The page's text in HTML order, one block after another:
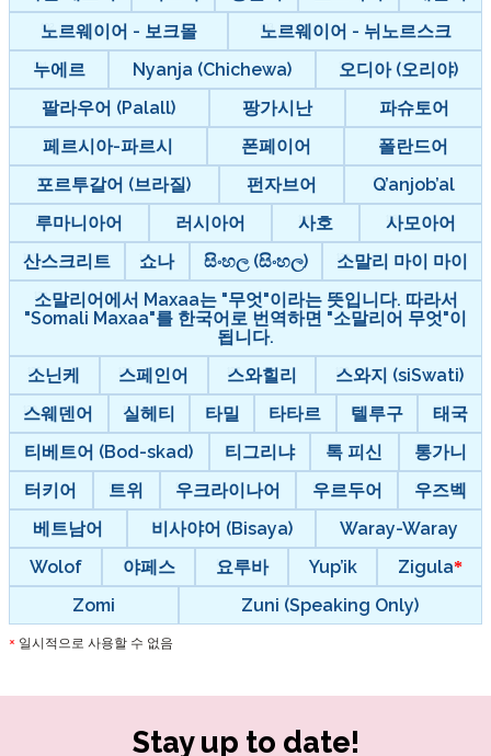
노르웨이어 - 보크몰
노르웨이어 - 뉘노르스크
누에르
Nyanja (Chichewa)
오디아 (오리야)
팔라우어 (Palall)
팡가시난
파슈토어
페르시아-파르시
폰페이어
폴란드어
포르투갈어 (브라질)
펀자브어
Q’anjob’al
루마니아어
러시아어 사호
사모아어
산스크리트
쇼나 සිංහල (සිංහල)
소말리 마이 마이
소말리어에서 Maxaa는 "무엇"이라는 뜻입니다. 따라서
"Somali Maxaa"를 한국어로 번역하면 "소말리어 무엇"이
됩니다.
소닌케
스페인어 스와힐리
스와지 (siSwati)
스웨덴어
실헤티 타밀 타타르 텔루구
태국
티베트어 (Bod-skad)
티그리냐 톡 피신
통가니
터키어
트위 우크라이나어 우르두어
우즈벡
베트남어
비사야어 (Bisaya)
Waray-Waray
Wolof
야페스 요루바 Yup’ik
Zigula
Zomi
Zuni (Speaking Only)
* 일시적으로 사용할 수 없음
Stay up to date!